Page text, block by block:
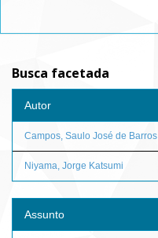
Busca facetada
Autor
Campos, Saulo José de Barros
Niyama, Jorge Katsumi
Assunto